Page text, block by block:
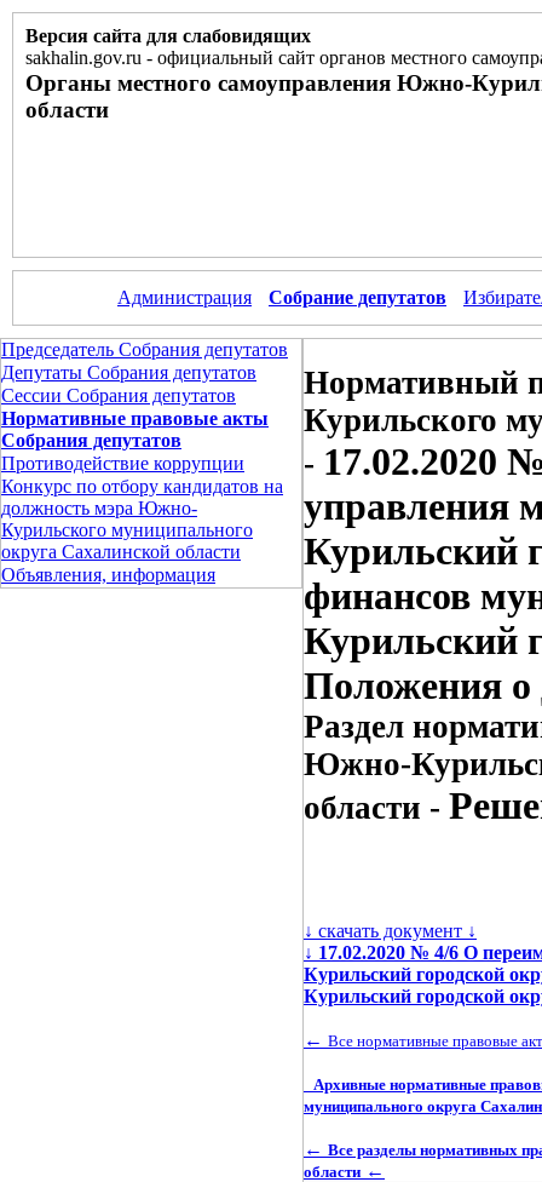
Версия сайта для слабовидящих
sakhalin.gov.ru - официальный сайт органов местного
Органы местного самоуправления Южно-
области
Администрация Собрание депутатов
Председатель Собрания депутатов
Депутаты Собрания депутатов
Сессии Собрания депутатов
Нормативные правовые акты
Собрания депутатов
Противодействие коррупции
Конкурс по отбору кандидатов на
должность мэра Южно-
Курильского муниципального
округа Сахалинской области
Объявления, информация
Нормативный
Курильского
- 17.02.2020
управления
Курильский
финансов
Курильский
Положения о
Раздел
Южно-
области -
↓ скачать документ ↓
↓ 17.02.2020 № 4/6 О
Курильский городской
Курильский городской
← Все нормативные правовые
Архивные нормативные
муниципального округа
← Все разделы нормативных
области ←